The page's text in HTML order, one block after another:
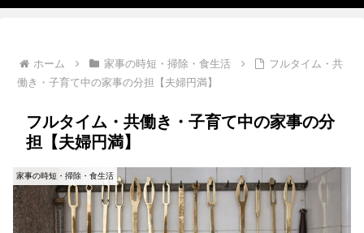
ホーム 家事の時短・掃除・食生活
フルタイム・共
働き・子育て中の家事の分担【夫婦円満】
フルタイム・共働き・子育て中の家事の分
担【夫婦円満】
家事の時短・掃除・食生活